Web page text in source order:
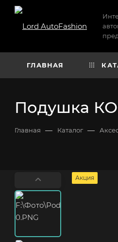
ГЛАВНАЯ
Подушка
Главная — Каталог —
Акция